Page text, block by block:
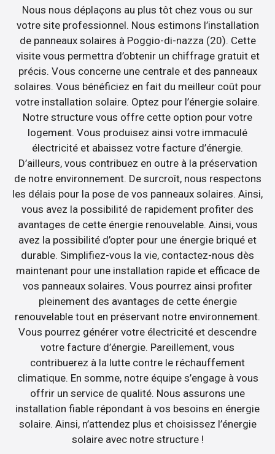
Nous nous déplaçons au plus tôt chez vous ou sur
votre site professionnel. Nous estimons l’installation
de panneaux solaires à Poggio-di-nazza (20). Cette
visite vous permettra d’obtenir un chiffrage gratuit et
précis. Vous concerne une centrale et des panneaux
solaires. Vous bénéficiez en fait du meilleur coût pour
votre installation solaire. Optez pour l’énergie solaire.
Notre structure vous offre cette option pour votre
logement. Vous produisez ainsi votre immaculé
électricité et abaissez votre facture d’énergie.
D’ailleurs, vous contribuez en outre à la préservation
de notre environnement. De surcroît, nous respectons
les délais pour la pose de vos panneaux solaires. Ainsi,
vous avez la possibilité de rapidement profiter des
avantages de cette énergie renouvelable. Ainsi, vous
avez la possibilité d’opter pour une énergie briqué et
durable. Simplifiez-vous la vie, contactez-nous dès
maintenant pour une installation rapide et efficace de
vos panneaux solaires. Vous pourrez ainsi profiter
pleinement des avantages de cette énergie
renouvelable tout en préservant notre environnement.
Vous pourrez générer votre électricité et descendre
votre facture d’énergie. Pareillement, vous
contribuerez à la lutte contre le réchauffement
climatique. En somme, notre équipe s’engage à vous
offrir un service de qualité. Nous assurons une
installation fiable répondant à vos besoins en énergie
solaire. Ainsi, n’attendez plus et choisissez l’énergie
solaire avec notre structure !